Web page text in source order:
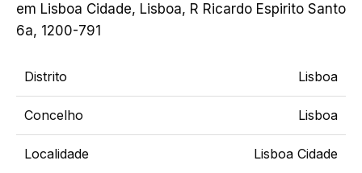
em Lisboa Cidade, Lisboa, R Ricardo Espirito Santo
6a, 1200-791
Distrito Lisboa
Concelho Lisboa
Localidade Lisboa Cidade